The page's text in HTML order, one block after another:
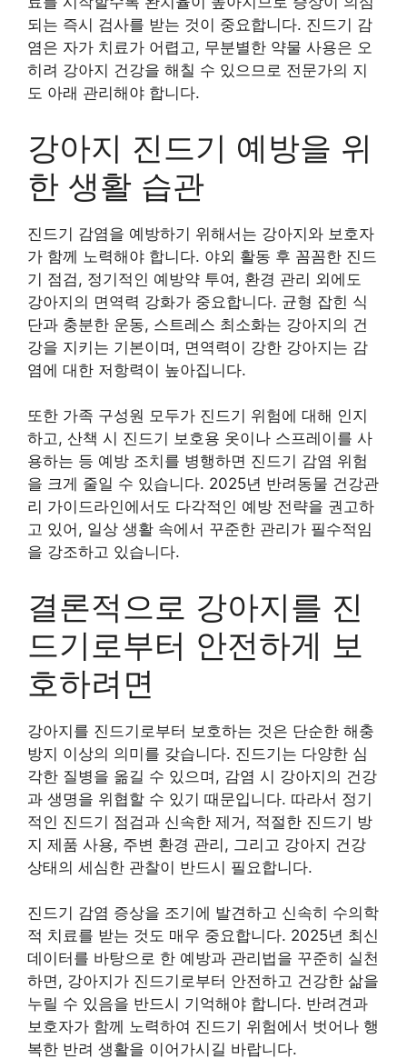
되는 즉시 검사를 받는 것이 중요합니다. 진드기 감
염은 자가 치료가 어렵고, 무분별한 약물 사용은 오
히려 강아지 건강을 해칠 수 있으므로 전문가의 지
도 아래 관리해야 합니다.
강아지 진드기 예방을 위
한 생활 습관
진드기 감염을 예방하기 위해서는 강아지와 보호자
가 함께 노력해야 합니다. 야외 활동 후 꼼꼼한 진드
기 점검, 정기적인 예방약 투여, 환경 관리 외에도
강아지의 면역력 강화가 중요합니다. 균형 잡힌 식
단과 충분한 운동, 스트레스 최소화는 강아지의 건
강을 지키는 기본이며, 면역력이 강한 강아지는 감
염에 대한 저항력이 높아집니다.
또한 가족 구성원 모두가 진드기 위험에 대해 인지
하고, 산책 시 진드기 보호용 옷이나 스프레이를 사
용하는 등 예방 조치를 병행하면 진드기 감염 위험
을 크게 줄일 수 있습니다. 2025년 반려동물 건강관
리 가이드라인에서도 다각적인 예방 전략을 권고하
고 있어, 일상 생활 속에서 꾸준한 관리가 필수적임
을 강조하고 있습니다.
결론적으로 강아지를 진
드기로부터 안전하게 보
호하려면
강아지를 진드기로부터 보호하는 것은 단순한 해충
방지 이상의 의미를 갖습니다. 진드기는 다양한 심
각한 질병을 옮길 수 있으며, 감염 시 강아지의 건강
과 생명을 위협할 수 있기 때문입니다. 따라서 정기
적인 진드기 점검과 신속한 제거, 적절한 진드기 방
지 제품 사용, 주변 환경 관리, 그리고 강아지 건강
상태의 세심한 관찰이 반드시 필요합니다.
진드기 감염 증상을 조기에 발견하고 신속히 수의학
적 치료를 받는 것도 매우 중요합니다. 2025년 최신
데이터를 바탕으로 한 예방과 관리법을 꾸준히 실천
하면, 강아지가 진드기로부터 안전하고 건강한 삶을
누릴 수 있음을 반드시 기억해야 합니다. 반려견과
보호자가 함께 노력하여 진드기 위험에서 벗어나 행
복한 반려 생활을 이어가시길 바랍니다.